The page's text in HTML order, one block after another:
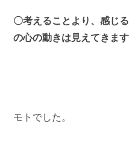
〇考えることより、感じ
の心の動きは見えてきます
モトでした。